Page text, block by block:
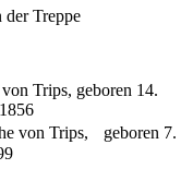
der Treppe
Trips, geboren 14.
von Trips, geboren 7.